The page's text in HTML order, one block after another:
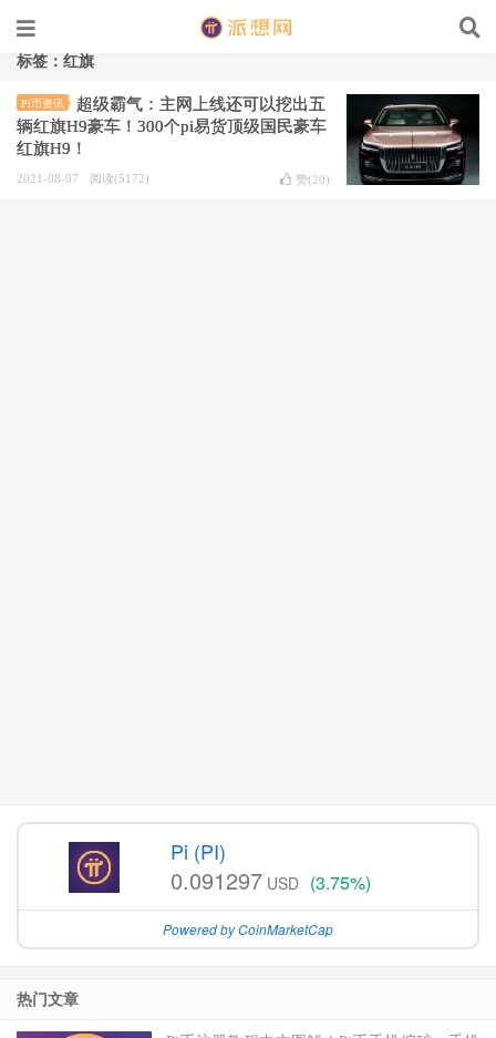
标签：红旗
Pi币资讯
超级霸气：主网上线还可以挖出五
辆红旗H9豪车！300个pi易货顶级国民豪车
红旗H9！
2021-08-07 阅读(5172) 赞(20)
Pi (PI)
0.091297 USD (3.75%)
Powered by CoinMarketCap
热门文章